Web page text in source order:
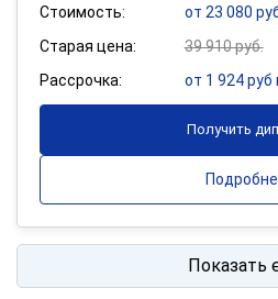
Стоимость:
от 23 080
Старая цена:
39 910 руб.
Рассрочка:
от 1 924
Получить
Показать